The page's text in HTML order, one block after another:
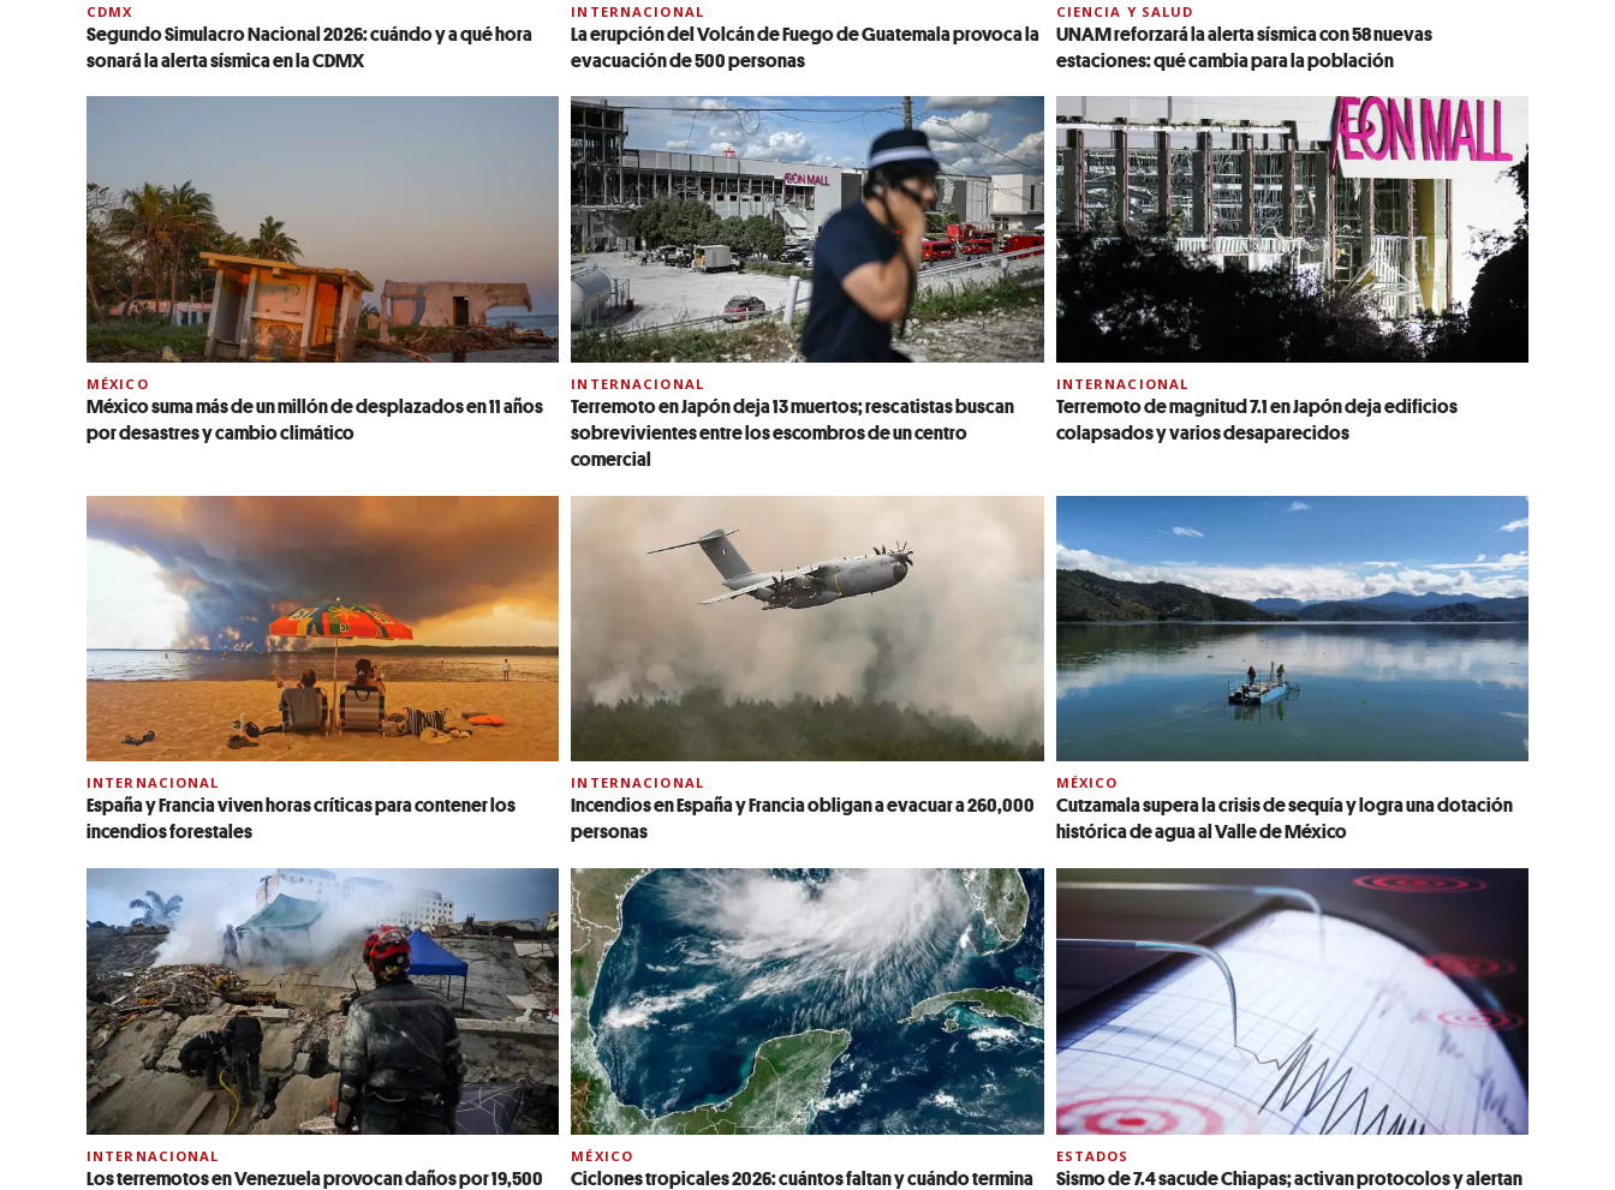
CDMX
Segundo Simulacro Nacional 2026: cuándo y a qué hora
sonará la alerta sísmica en la CDMX
INTERNACIONAL
La erupción del Volcán de Fuego de Guatemala provoca la
evacuación de 500 personas
CIENCIA Y SALUD
UNAM reforzará la alerta sísmica con 58 nuevas
estaciones: qué cambia para la población
MÉXICO
México suma más de un millón de desplazados en 11 años
por desastres y cambio climático
INTERNACIONAL
Terremoto en Japón deja 13 muertos; rescatistas buscan
sobrevivientes entre los escombros de un centro
comercial
INTERNACIONAL
Terremoto de magnitud 7.1 en Japón deja edificios
colapsados y varios desaparecidos
INTERNACIONAL
España y Francia viven horas críticas para contener los
incendios forestales
INTERNACIONAL
Incendios en España y Francia obligan a evacuar a 260,000
personas
MÉXICO
Cutzamala supera la crisis de sequía y logra una dotación
histórica de agua al Valle de México
INTERNACIONAL
Los terremotos en Venezuela provocan daños por 19,500
MÉXICO
Ciclones tropicales 2026: cuántos faltan y cuándo termina
ESTADOS
Sismo de 7.4 sacude Chiapas; activan protocolos y alertan